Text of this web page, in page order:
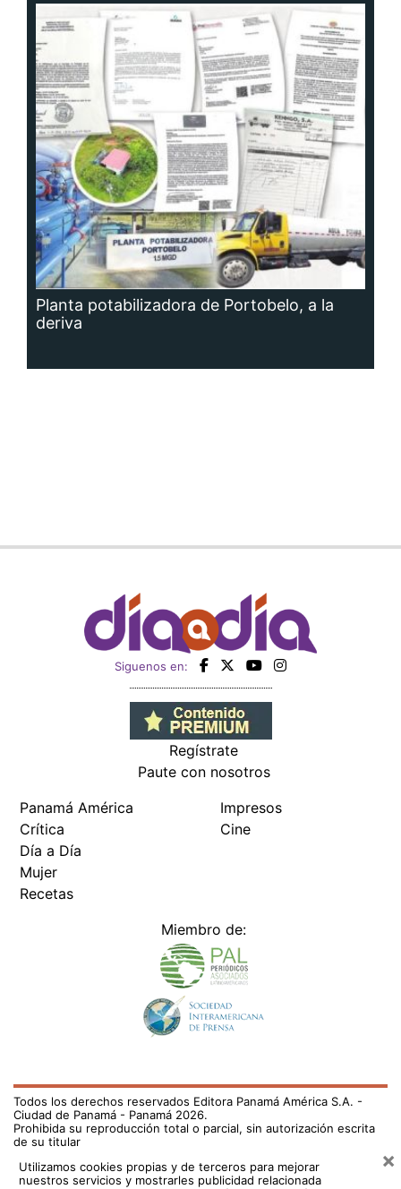
Planta potabilizadora de Portobelo, a la
deriva
Siguenos en:
Regístrate
Paute con nosotros
Panamá América
Crítica
Día a Día
Mujer
Recetas
Impresos
Cine
Miembro de:
Todos los derechos reservados Editora Panamá América S.A. -
Ciudad de Panamá - Panamá 2026.
Prohibida su reproducción total o parcial, sin autorización escrita
de su titular
Utilizamos cookies propias y de terceros para mejorar
nuestros servicios y mostrarles publicidad relacionada
×